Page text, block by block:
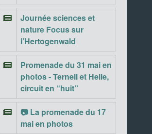
Journée sciences et
nature Focus sur
l’Hertogenwald
Promenade du 31 mai en
photos - Ternell et Helle,
circuit en “huit”
📷 La promenade du 17
mai en photos